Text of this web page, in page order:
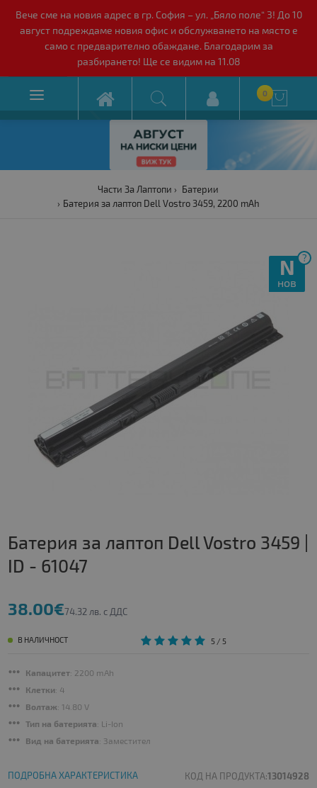
Вече сме на новия адрес в гр. София – ул. „Бяло поле“ 3! До 10
август подреждаме новия офис и обслужването на място е
само с предварително обаждане. Благодарим за
разбирането! Ще се видим на 11.08
 0 
Части За Лаптопи
Батерии
Батерия за лаптоп Dell Vostro 3459, 2200 mAh
?
N
нов
Батерия за лаптоп Dell Vostro 3459 |
ID - 61047
38.00€74.32 лв. с ДДС
В НАЛИЧНОСТ 5/ 5
Капацитет: 2200 mAh
Клетки: 4
Волтаж: 14.80 V
Тип на батерията: Li-Ion
Вид на батерията: Заместител
ПОДРОБНА ХАРАКТЕРИСТИКА КОД НА ПРОДУКТА:13014928